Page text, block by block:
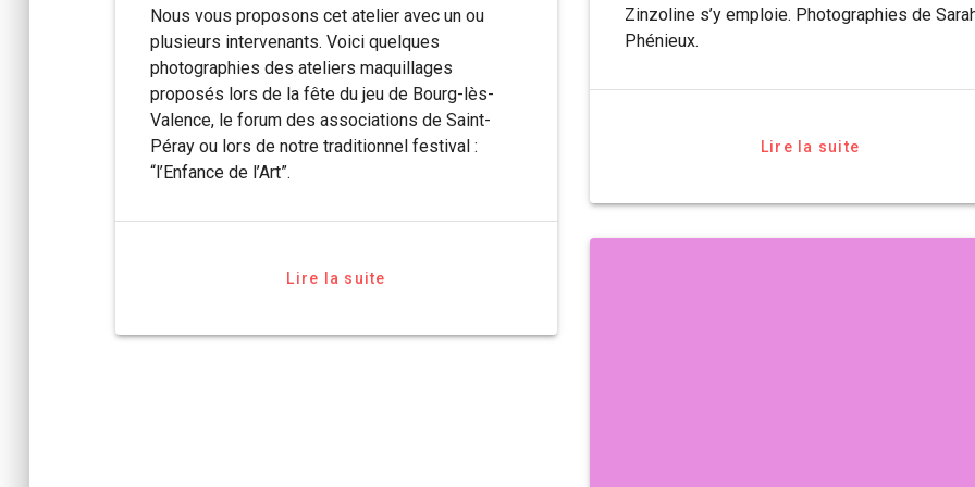
Nous vous proposons cet atelier avec un ou
plusieurs intervenants. Voici quelques
photographies des ateliers maquillages
proposés lors de la fête du jeu de Bourg-lès-
Valence, le forum des associations de Saint-
Péray ou lors de notre traditionnel festival :
“l’Enfance de l’Art”.
Lire la suite
Zinzoline s’y emploie. Photographies de
Phénieux.
Lire la suite